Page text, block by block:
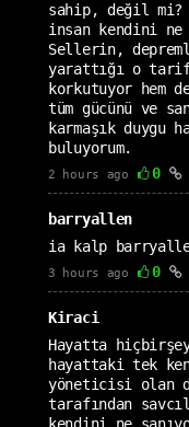
sahip, değil mi?
insan kendini ne
Sellerin,
yarattığı o
korkutuyor hem
tüm gücünü ve
karmaşık
buluyorum.
2 hours ago 0
barryallen
ia kalp
3 hours ago 0
Kiraci
Hayatta hiçbirşey
hayattaki tek
yöneticisi olan
tarafından